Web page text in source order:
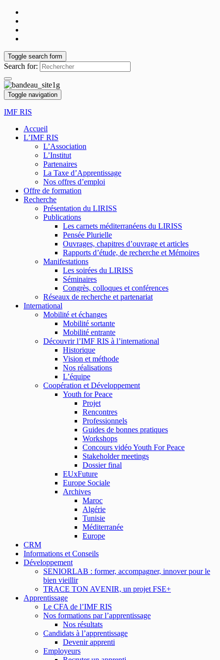
Toggle search form
Search for:
Toggle navigation
IMF RIS
Accueil
L’IMF RIS
L’Association
L’Institut
Partenaires
La Taxe d’Apprentissage
Nos offres d’emploi
Offre de formation
Recherche
Présentation du LIRISS
Publications
Les carnets méditerranéens du LIRISS
Pensée Plurielle
Ouvrages, chapitres d’ouvrage et articles
Rapports d’étude, de recherche et Mémoires
Manifestations
Les soirées du LIRISS
Séminaires
Congrès, colloques et conférences
Réseaux de recherche et partenariat
International
Mobilité et échanges
Mobilité sortante
Mobilité entrante
Découvrir l’IMF RIS à l’international
Historique
Vision et méthode
Nos réalisations
L’équipe
Coopération et Développement
Youth for Peace
Projet
Rencontres
Professionnels
Guides de bonnes pratiques
Workshops
Concours vidéo Youth For Peace
Stakeholder meetings
Dossier final
EUxFuture
Europe Sociale
Archives
Maroc
Algérie
Tunisie
Méditerranée
Europe
CRM
Informations et Conseils
Développement
SENIORLAB : former, accompagner, innover pour le
bien vieillir
TRACE TON AVENIR, un projet FSE+
Apprentissage
Le CFA de l’IMF RIS
Nos formations par l’apprentissage
Nos résultats
Candidats à l’apprentissage
Devenir apprenti
Employeurs